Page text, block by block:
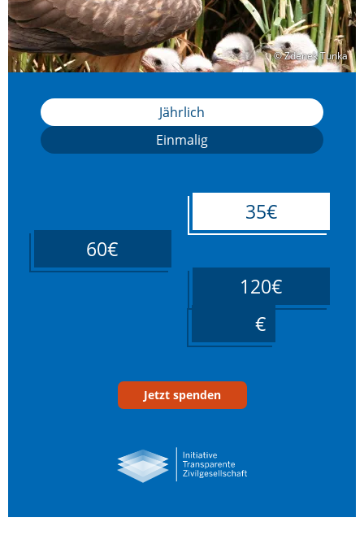
© Zdenek Tunka
© Zdenek Tunka
Jährlich
Einmalig
35€
60€
120€
Jetzt spenden